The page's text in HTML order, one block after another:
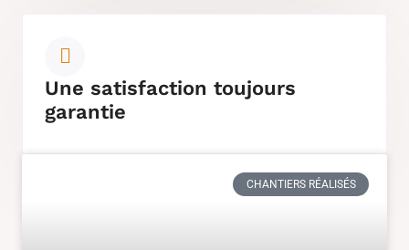
Une satisfaction toujours
garantie
CHANTIERS RÉALISÉS